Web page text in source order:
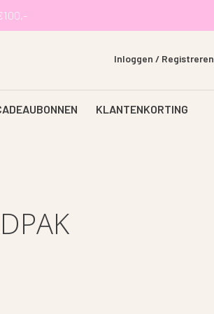
KLANTENKORTING
Inloggen / Registreren